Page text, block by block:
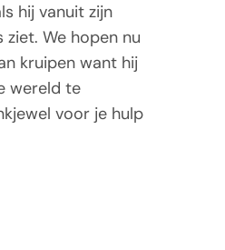
hij vanuit zijn
ziet. We hopen nu
kruipen want hij
wereld te
voor je hulp